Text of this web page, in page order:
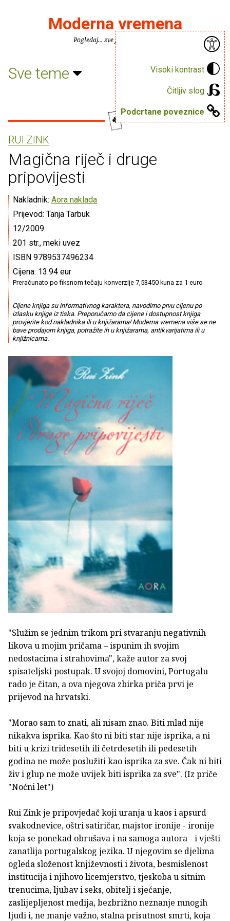
Visoki kontrast
Čitljiv slog
Podcrtane poveznice
Moderna vremena
Pogledaj... sve je puno knjiga.
Sve teme
RUI ZINK
Magična riječ i druge
pripovijesti
Nakladnik: Aora naklada
Prijevod: Tanja Tarbuk
12/2009.
201 str., meki uvez
ISBN 9789537496234
Cijena: 13.94 eur
Preračunato po fiksnom tečaju konverzije 7,53450 kuna za 1 euro
Cijene knjiga su informativnog karaktera, navodimo prvu cijenu po
izlasku knjige iz tiska. Preporučamo da cijene i dostupnost knjiga
provjerite kod nakladnika ili u knjižarama! Moderna vremena više se ne
bave prodajom knjiga, potražite ih u knjižarama, antikvarijatima ili u
knjižnicama.
"Služim se jednim trikom pri stvaranju negativnih
likova u mojim pričama – ispunim ih svojim
nedostacima i strahovima", kaže autor za svoj
spisateljski postupak. U svojoj domovini, Portugalu
rado je čitan, a ova njegova zbirka priča prvi je
prijevod na hrvatski.
"Morao sam to znati, ali nisam znao. Biti mlad nije
nikakva isprika. Kao što ni biti star nije isprika, a ni
biti u krizi tridesetih ili četrdesetih ili pedesetih
godina ne može poslužiti kao isprika za sve. Čak ni biti
živ i glup ne može uvijek biti isprika za sve". (Iz priče
"Noćni let")
Rui Zink je pripovjedač koji uranja u kaos i apsurd
svakodnevice, oštri satiričar, majstor ironije - ironije
koja se ponekad obrušava i na samoga autora - i vješti
zanatlija portugalskog jezika. U njegovim se djelima
ogleda složenost književnosti i života, besmislenost
institucija i njihovo licemjerstvo, tjeskoba u sitnim
trenucima, ljubav i seks, obitelj i sjećanje,
zaslijepljenost medija, bezbrižno neznanje mnogih
ljudi i, ne manje važno, stalna prisutnost smrti, koja